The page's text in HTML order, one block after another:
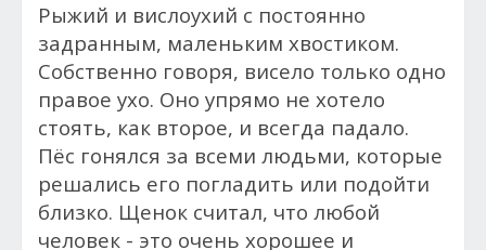
Рыжий и вислоухий с постоянно
задранным, маленьким хвостиком.
Собственно говоря, висело только одно
правое ухо. Оно упрямо не хотело
стоять, как второе, и всегда падало.
Пёс гонялся за всеми людьми, которые
решались его погладить или подойти
близко. Щенок считал, что любой
человек - это очень хорошее и